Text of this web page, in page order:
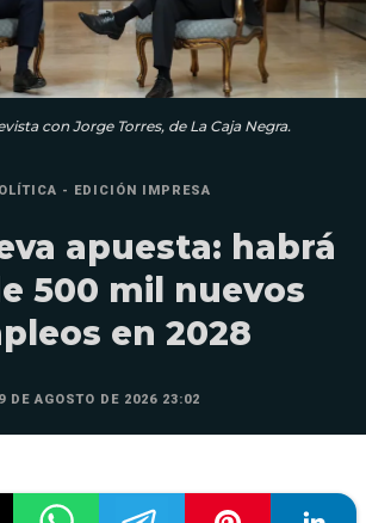
con Jorge Torres, de La Caja Negra.
- EDICIÓN IMPRESA
apuesta: habrá
500 mil nuevos
en 2028
9 DE AGOSTO DE 2026 23:02